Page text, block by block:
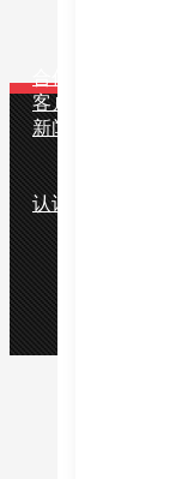
客户留言
新闻中心
认识雅洛特